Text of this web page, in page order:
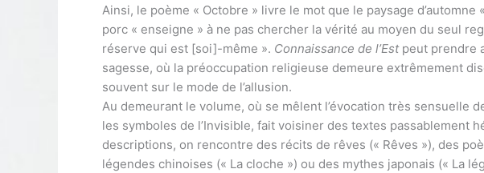
Ainsi, le poème « Octobre » livre le mot que le paysage
porc « enseigne » à ne pas chercher la vérité au moyen du seul
réserve qui est [soi]-même ». Connaissance de l’Estpeut prendre
sagesse, où la préoccupation religieuse demeure extrêmement
souvent sur le mode de l’allusion.
Au demeurant le volume, où se mêlent l’évocation très sensuelle
les symboles de l’Invisible, fait voisiner des textes passablement
descriptions, on rencontre des récits de rêves (« Rêves »), des
légendes chinoises (« La cloche ») ou des mythes japonais (« La